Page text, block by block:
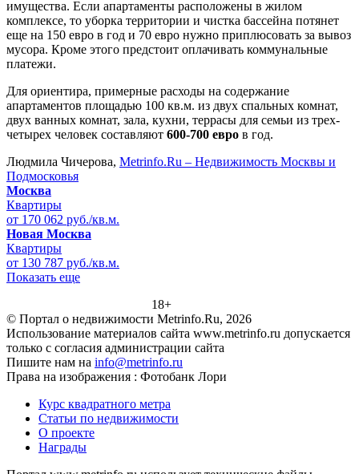
имущества. Если апартаменты расположены в жилом
комплексе, то уборка территории и чистка бассейна потянет
еще на 150 евро в год и 70 евро нужно приплюсовать за вывоз
мусора. Кроме этого предстоит оплачивать коммунальные
платежи.
Для ориентира, примерные расходы на содержание
апартаментов площадью 100 кв.м. из двух спальных комнат,
двух ванных комнат, зала, кухни, террасы для семьи из трех-
четырех человек составляют 600-700 евро в год.
Людмила Чичерова, Metrinfo.Ru – Недвижимость Москвы и
Подмосковья
Москва
Квартиры
от 170 062 руб./кв.м.
Новая Москва
Квартиры
от 130 787 руб./кв.м.
Показать еще
18+
© Портал о недвижимости Metrinfo.Ru, 2026
Использование материалов сайта www.metrinfo.ru допускается
только с согласия администрации сайта
Пишите нам на info@metrinfo.ru
Права на изображения : Фотобанк Лори
Курс квадратного метра
Статьи по недвижимости
О проекте
Награды